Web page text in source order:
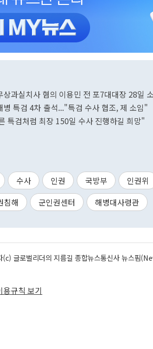
상과실치사 혐의 이용민 전 포7대대장 28일
병 특검 4차 출석..."특검 수사 협조, 제 소임"
특검처럼 최장 150일 수사 진행하길 희망"
수사 인권 국방부 인권위
침해 군인권센터 해병대사령관
(c) 글로벌리더의 지름길 종합뉴스통신사 뉴스핌
용규칙 보기